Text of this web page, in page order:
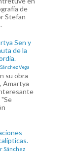
de
Stefan
Sen y
de la
Vega
su obra
Amartya
Sánchez